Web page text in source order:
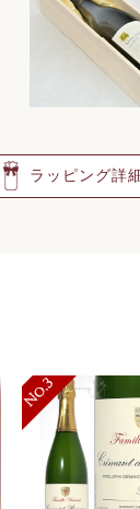
ラッピング詳